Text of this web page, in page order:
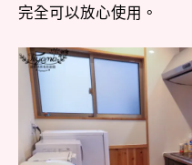
完全可以放心使用。